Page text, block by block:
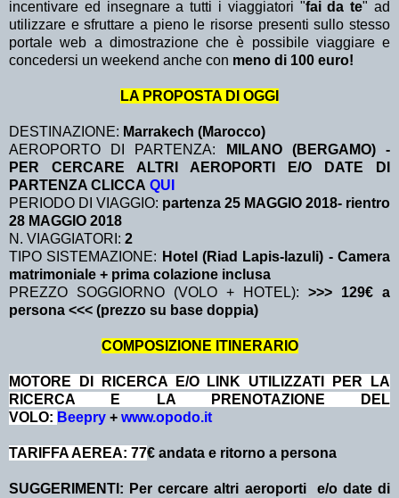
incentivare ed insegnare a tutti i viaggiatori "fai da te" ad
utilizzare e sfruttare a pieno le risorse presenti sullo stesso
portale web a dimostrazione che è possibile viaggiare e
concedersi un weekend anche con meno di 100 euro!
LA PROPOSTA DI OGGI
DESTINAZIONE: Marrakech (Marocco)
AEROPORTO DI PARTENZA:
MILANO (BERGAMO) -
PER CERCARE ALTRI AEROPORTI E/O DATE DI
PARTENZA CLICCA QUI
PERIODO DI VIAGGIO: partenza 25 MAGGIO 2018- rientro
28 MAGGIO 2018
N. VIAGGIATORI: 2
TIPO SISTEMAZIONE: Hotel (Riad Lapis-lazuli) - Camera
matrimoniale + prima colazione inclusa
PREZZO SOGGIORNO (VOLO + HOTEL): >>> 129€ a
persona <<< (prezzo su base doppia)
COMPOSIZIONE ITINERARIO
MOTORE DI RICERCA E/O LINK UTILIZZATI PER LA
RICERCA E LA PRENOTAZIONE DEL
VOLO: Beepry + www.opodo.it
TARIFFA AEREA: 77€ andata e ritorno a persona
SUGGERIMENTI: Per cercare altri aeroporti e/o date di